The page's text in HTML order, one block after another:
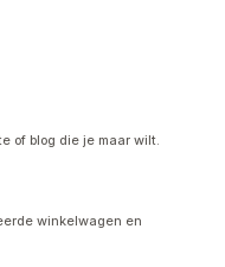
of blog die je maar wilt.
winkelwagen en